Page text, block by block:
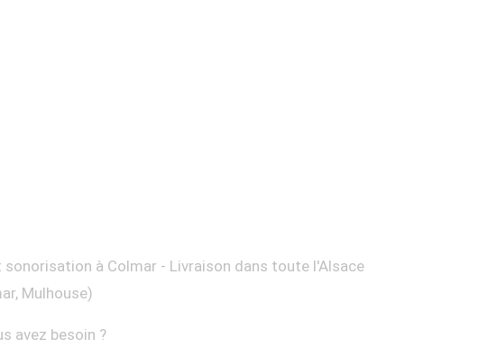
à Colmar - Livraison dans toute l'Alsace
Mulhouse)
avez besoin ?